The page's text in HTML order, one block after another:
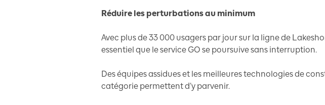
Réduire les perturbations au minimum
Avec plus de 33 000 usagers par jour sur la ligne de
essentiel que le service GO se poursuive sans interruption.
Des équipes assidues et les meilleures technologies de
catégorie permettent d’y parvenir.